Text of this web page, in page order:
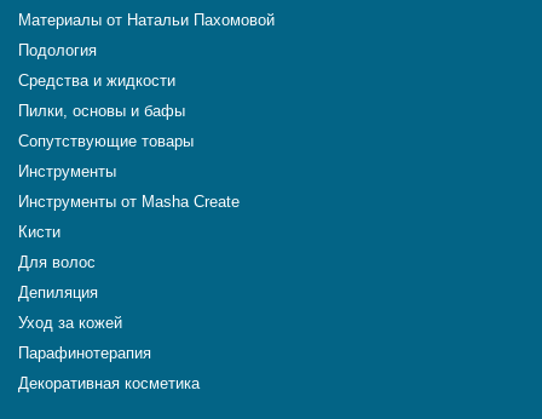
Материалы от Натальи Пахомовой
Подология
Средства и жидкости
Пилки, основы и бафы
Сопутствующие товары
Инструменты
Инструменты от Masha Create
Кисти
Для волос
Депиляция
Уход за кожей
Парафинотерапия
Декоративная косметика